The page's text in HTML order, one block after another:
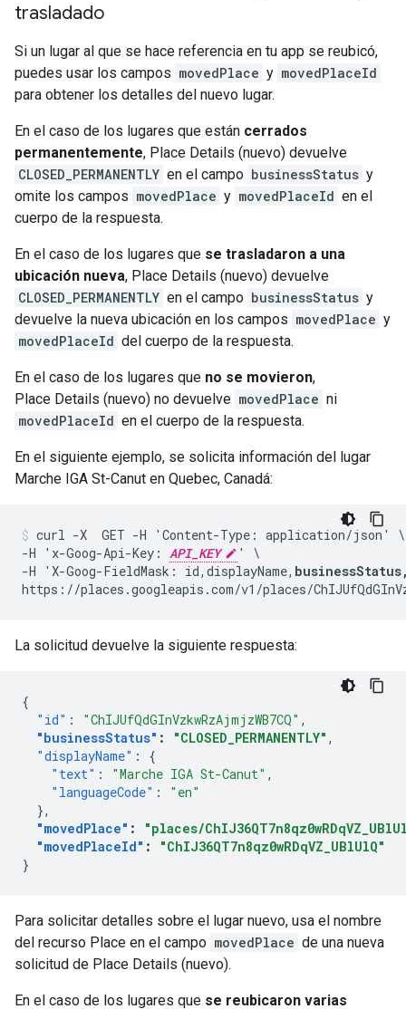
trasladado
Si un lugar al que se hace referencia en tu app se reubicó,
puedes usar los campos movedPlace y movedPlaceId
para obtener los detalles del nuevo lugar.
En el caso de los lugares que están cerrados
permanentemente, Place Details (nuevo) devuelve
CLOSED_PERMANENTLY en el campo businessStatus y
omite los campos movedPlace y movedPlaceId en el
cuerpo de la respuesta.
En el caso de los lugares que se trasladaron a una
ubicación nueva, Place Details (nuevo) devuelve
CLOSED_PERMANENTLY en el campo businessStatus y
devuelve la nueva ubicación en los campos movedPlace y
movedPlaceId del cuerpo de la respuesta.
En el caso de los lugares que no se movieron,
Place Details (nuevo) no devuelve movedPlace ni
movedPlaceId en el cuerpo de la respuesta.
En el siguiente ejemplo, se solicita información del lugar
Marche IGA St-Canut en Quebec, Canadá:
curl -X  GET -H 'Content-Type: application/json' \
-H 'x-Goog-Api-Key: API_KEY
' \
-H 'X-Goog-FieldMask: id,displayName,
La solicitud devuelve la siguiente respuesta:
{
"id" : "ChIJUfQdGInVzkwRzAjmjzWB7CQ" ,
"businessStatus" : "CLOSED_PERMANENTLY" ,
"displayName" :
{
"text" : "Marche IGA St-Canut" ,
"languageCode" :
"en"
},
"movedPlace" :
"places/
"movedPlaceId" :
"ChIJ36QT7n8qz0wRDqVZ_UBlUlQ"
}
Para solicitar detalles sobre el lugar nuevo, usa el nombre
del recurso Place en el campo movedPlace de una nueva
solicitud de Place Details (nuevo).
En el caso de los lugares que se reubicaron varias